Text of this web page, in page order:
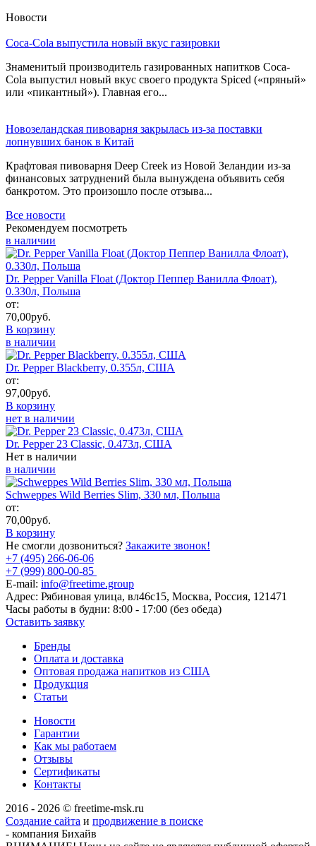
Новости
Coca-Cola выпустила новый вкус газировки
Знаменитый производитель газированных напитков Coca-
Cola выпустил новый вкус своего продукта Spiced («пряный»
или «пикантный»). Главная его...
Новозеландская пивоварня закрылась из-за поставки
лопнувших банок в Китай
Крафтовая пивоварня Deep Creek из Новой Зеландии из-за
финансовых затруднений была вынуждена объявить себя
банкротом. Это произошло после отзыва...
Все новости
Рекомендуем посмотреть
в наличии
Dr. Pepper Vanilla Float (Доктор Пеппер Ванилла Флоат),
0.330л, Польша
от:
70,00руб.
В корзину
в наличии
Dr. Pepper Blackberry, 0.355л, США
от:
97,00руб.
В корзину
нет в наличии
Dr. Pepper 23 Classic, 0.473л, США
Нет в наличии
в наличии
Schweppes Wild Berries Slim, 330 мл, Польша
от:
70,00руб.
В корзину
Не смогли дозвониться? Закажите звонок!
+7 (495) 266-06-06
+7 (999) 800-00-85
E-mail: info@freetime.group
Адрес: Рябиновая улица, вл46с15, Москва, Россия, 121471
Часы работы в будни: 8:00 - 17:00 (без обеда)
Оставить заявку
Бренды
Оплата и доставка
Оптовая продажа напитков из США
Продукция
Статьи
Новости
Гарантии
Как мы работаем
Отзывы
Сертификаты
Контакты
2016 - 2026 © freetime-msk.ru
Создание сайта и продвижение в поиске
- компания Бихайв